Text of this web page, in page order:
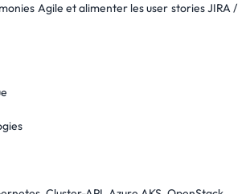
Agile et alimenter les user stories JIRA /